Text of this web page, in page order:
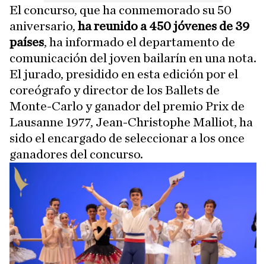
El concurso, que ha conmemorado su 50
aniversario, ha reunido a 450 jóvenes de 39
países, ha informado el departamento de
comunicación del joven bailarín en una nota.
El jurado, presidido en esta edición por el
coreógrafo y director de los Ballets de
Monte-Carlo y ganador del premio Prix de
Lausanne 1977, Jean-Christophe Malliot, ha
sido el encargado de seleccionar a los once
ganadores del concurso.